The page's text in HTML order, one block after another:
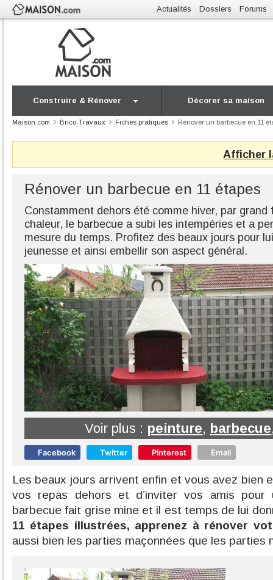
Actualités Dossiers Forums
Construire & Rénover Décorer sa maison
Maison.com Brico-Travaux Fiches pratiques Rénover un barbecue en 11
Afficher
Rénover un barbecue en 11 étapes
Constamment dehors été comme hiver, par
chaleur, le barbecue a subi les intempéries et a
mesure du temps. Profitez des beaux jours pour
jeunesse et ainsi embellir son aspect général.
Voir plus : peinture, barbecue
Facebook Twitter Pinterest Email
Les beaux jours arrivent enfin et vous avez bien
vos repas dehors et d’inviter vos amis pour
barbecue fait grise mine et il est temps de lui
11 étapes illustrées, apprenez à rénover
aussi bien les parties maçonnées que les parties